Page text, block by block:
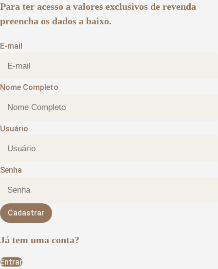
Para ter acesso a valores exclusivos de revenda
preencha os dados a baixo.
E-mail
Nome Completo
Usuário
Senha
Cadastrar
Já tem uma conta?
Entrar